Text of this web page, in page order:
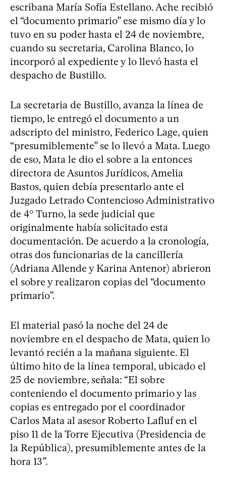
escribana María Sofía Estellano. Ache recibió
el “documento primario” ese mismo día y lo
tuvo en su poder hasta el 24 de noviembre,
cuando su secretaria, Carolina Blanco, lo
incorporó al expediente y lo llevó hasta el
despacho de Bustillo.
La secretaria de Bustillo, avanza la línea de
tiempo, le entregó el documento a un
adscripto del ministro, Federico Lage, quien
“presumiblemente” se lo llevó a Mata. Luego
de eso, Mata le dio el sobre a la entonces
directora de Asuntos Jurídicos, Amelia
Bastos, quien debía presentarlo ante el
Juzgado Letrado Contencioso Administrativo
de 4° Turno, la sede judicial que
originalmente había solicitado esta
documentación. De acuerdo a la cronología,
otras dos funcionarias de la cancillería
(Adriana Allende y Karina Antenor) abrieron
el sobre y realizaron copias del “documento
primario”.
El material pasó la noche del 24 de
noviembre en el despacho de Mata, quien lo
levantó recién a la mañana siguiente. El
último hito de la línea temporal, ubicado el
25 de noviembre, señala: “El sobre
conteniendo el documento primario y las
copias es entregado por el coordinador
Carlos Mata al asesor Roberto Lafluf en el
piso 11 de la Torre Ejecutiva (Presidencia de
la República), presumiblemente antes de la
hora 13”.